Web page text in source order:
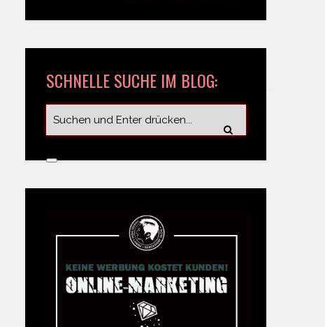
SCHNELLE SUCHE IM BLOG: